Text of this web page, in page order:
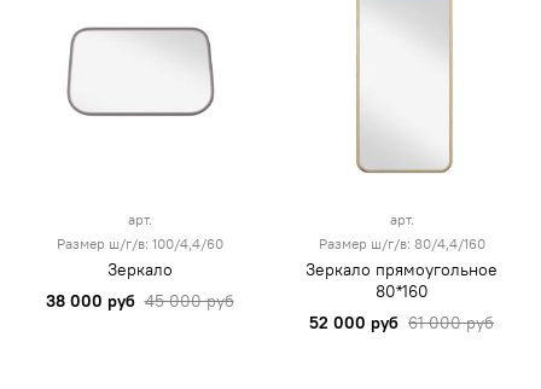
арт.
Размер ш/г/в: 100/4,4/60
Зеркало
38 000 руб 45 000 руб
арт.
Размер ш/г/в: 80/4,4/160
Зеркало прямоугольное
80*160
52 000 руб 61 000 руб